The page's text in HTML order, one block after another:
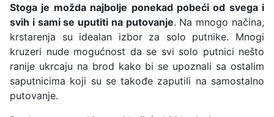
Stoga je možda najbolje ponekad pobeći od svega i
svih i sami se uputiti na putovanje. Na mnogo načina,
krstarenja su idealan izbor za solo putnike. Mnogi
kruzeri nude mogućnost da se svi solo putnici nešto
ranije ukrcaju na brod kako bi se upoznali sa ostalim
saputnicima koji su se takođe zaputili na samostalno
putovanje.